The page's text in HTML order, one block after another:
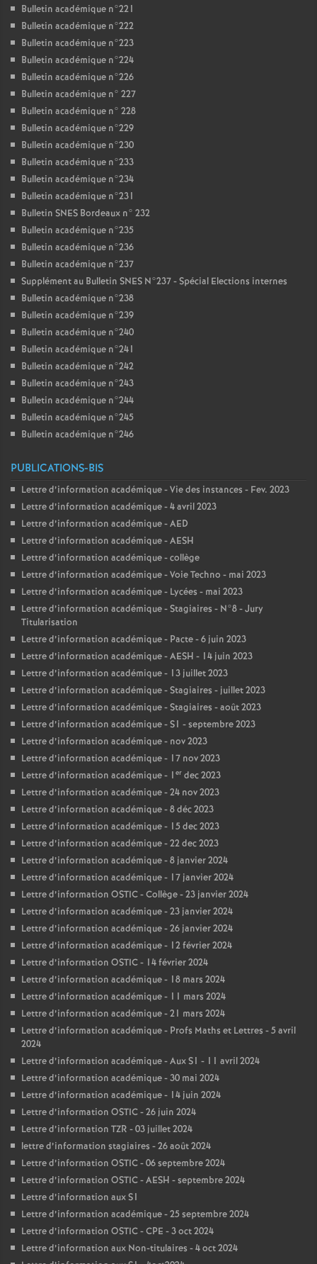
Bulletin académique n°221
Bulletin académique n°222
Bulletin académique n°223
Bulletin académique n°224
Bulletin académique n°226
Bulletin académique n° 227
Bulletin académique n° 228
Bulletin académique n°229
Bulletin académique n°230
Bulletin académique n°233
Bulletin académique n°234
Bulletin académique n°231
Bulletin SNES Bordeaux n° 232
Bulletin académique n°235
Bulletin académique n°236
Bulletin académique n°237
Supplément au Bulletin SNES N°237 - Spécial Elections internes
Bulletin académique n°238
Bulletin académique n°239
Bulletin académique n°240
Bulletin académique n°241
Bulletin académique n°242
Bulletin académique n°243
Bulletin académique n°244
Bulletin académique n°245
Bulletin académique n°246
PUBLICATIONS-BIS
Lettre d’information académique - Vie des instances - Fev. 2023
Lettre d’information académique - 4 avril 2023
Lettre d’information académique - AED
Lettre d’information académique - AESH
Lettre d’information académique - collège
Lettre d’information académique - Voie Techno - mai 2023
Lettre d’information académique - Lycées - mai 2023
Lettre d’information académique - Stagiaires - N°8 - Jury
Titularisation
Lettre d’information académique - Pacte - 6 juin 2023
Lettre d’information académique - AESH - 14 juin 2023
Lettre d’information académique - 13 juillet 2023
Lettre d’information académique - Stagiaires - juillet 2023
Lettre d’information académique - Stagiaires - août 2023
Lettre d’information académique - S1 - septembre 2023
Lettre d’information académique - nov 2023
Lettre d’information académique - 17 nov 2023
Lettre d’information académique - 1 er dec 2023
Lettre d’information académique - 24 nov 2023
Lettre d’information académique - 8 déc 2023
Lettre d’information académique - 15 dec 2023
Lettre d’information académique - 22 dec 2023
Lettre d’information académique - 8 janvier 2024
Lettre d’information académique - 17 janvier 2024
Lettre d’information OSTIC - Collège - 23 janvier 2024
Lettre d’information académique - 23 janvier 2024
Lettre d’information académique - 26 janvier 2024
Lettre d’information académique - 12 février 2024
Lettre d’information OSTIC - 14 février 2024
Lettre d’information académique - 18 mars 2024
Lettre d’information académique - 11 mars 2024
Lettre d’information académique - 21 mars 2024
Lettre d’information académique - Profs Maths et Lettres - 5 avril
2024
Lettre d’information académique - Aux S1 - 11 avril 2024
Lettre d’information académique - 30 mai 2024
Lettre d’information académique - 14 juin 2024
Lettre d’information OSTIC - 26 juin 2024
Lettre d’information TZR - 03 juillet 2024
lettre d’information stagiaires - 26 août 2024
Lettre d’information OSTIC - 06 septembre 2024
Lettre d’information OSTIC - AESH - septembre 2024
Lettre d’information aux S1
Lettre d’information académique - 25 septembre 2024
Lettre d’information OSTIC - CPE - 3 oct 2024
Lettre d’information aux Non-titulaires - 4 oct 2024